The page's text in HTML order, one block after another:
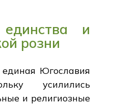
и
розни
Югославия
усилились
и религиозные